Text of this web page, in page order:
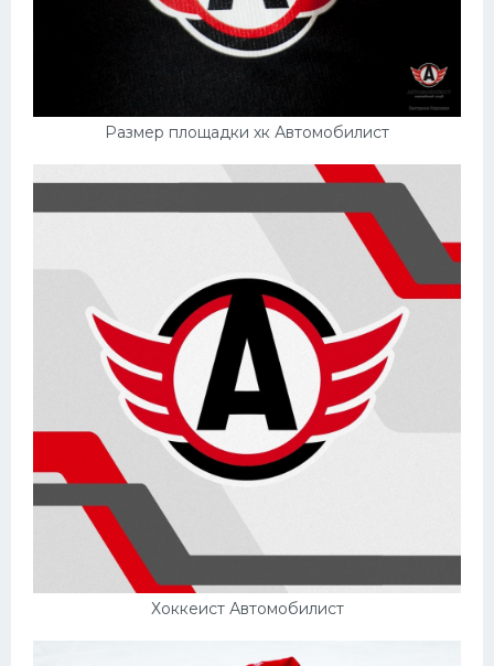
Размер площадки хк Автомобилист
Хоккеист Автомобилист